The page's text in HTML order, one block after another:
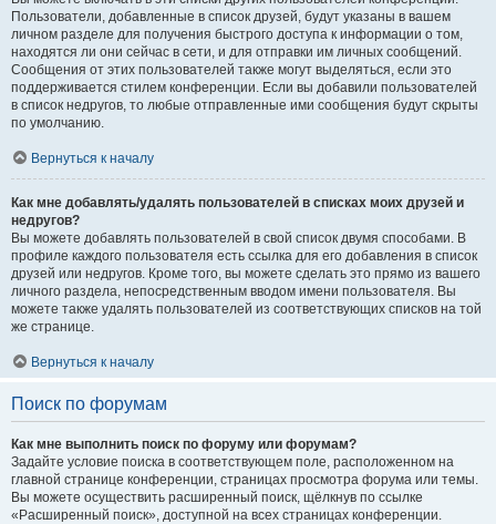
Пользователи, добавленные в список друзей, будут указаны в вашем
личном разделе для получения быстрого доступа к информации о том,
находятся ли они сейчас в сети, и для отправки им личных сообщений.
Сообщения от этих пользователей также могут выделяться, если это
поддерживается стилем конференции. Если вы добавили пользователей
в список недругов, то любые отправленные ими сообщения будут скрыты
по умолчанию.
Вернуться к началу
Как мне добавлять/удалять пользователей в списках моих друзей и
недругов?
Вы можете добавлять пользователей в свой список двумя способами. В
профиле каждого пользователя есть ссылка для его добавления в список
друзей или недругов. Кроме того, вы можете сделать это прямо из вашего
личного раздела, непосредственным вводом имени пользователя. Вы
можете также удалять пользователей из соответствующих списков на той
же странице.
Вернуться к началу
Поиск по форумам
Как мне выполнить поиск по форуму или форумам?
Задайте условие поиска в соответствующем поле, расположенном на
главной странице конференции, страницах просмотра форума или темы.
Вы можете осуществить расширенный поиск, щёлкнув по ссылке
«Расширенный поиск», доступной на всех страницах конференции.